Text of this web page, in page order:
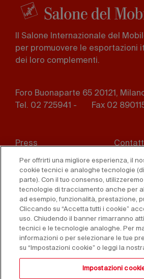
Il Salone Internazionale del
per promuovere le esportazioni
dei loro complementi.
Foro Buonaparte 65 20121,
Tel. 02 725941 -
Fax 02
menu
Press
Whistleblowing Privacy
Disclaimer D. Lgs.
Cookies
accessibilità
Per offrirti una migliore esperienza, il
cookie tecnici e analoghe tecnologie
parte). Con il tuo consenso,
tecnologie di tracciamento anche per
ad esempio, funzionalità, prestazione,
Cliccando su “Accetta tutti i cookie”
uso. Chiudendo il banner rimarranno
tecnici e le tecnologie analoghe. Per
informazioni o per selezionare le tue
su “Impostazioni cookie” o leggi la
Impostazioni